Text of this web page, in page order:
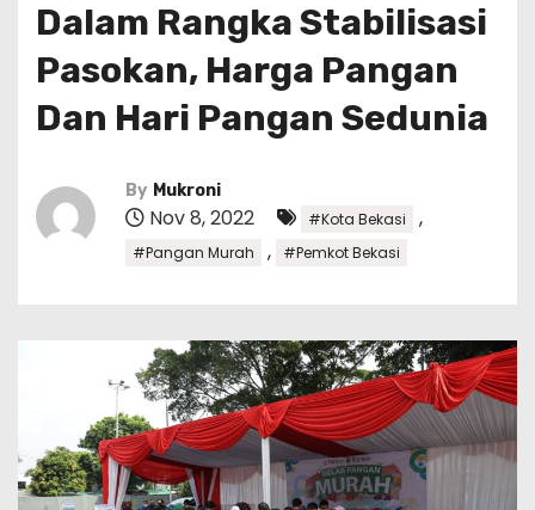
Dalam Rangka Stabilisasi
Pasokan, Harga Pangan
Dan Hari Pangan Sedunia
By Mukroni
Nov 8, 2022 #Kota Bekasi ,
#Pangan Murah , #Pemkot Bekasi